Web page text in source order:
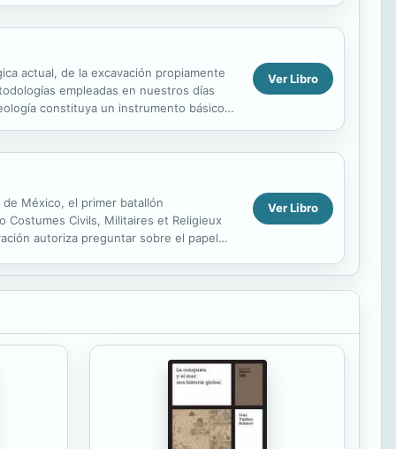
actual, de la excavación propiamente
empleadas en nuestros días
constituya un instrumento básico
Ver Libro
México, el primer batallón
Costumes Civils, Militaires et Religieux
autoriza preguntar sobre el papel
Ver Libro